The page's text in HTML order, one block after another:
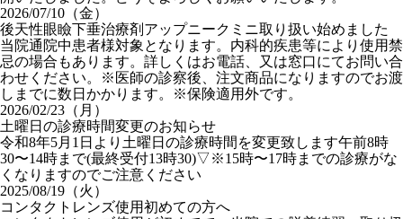
2026/07/10（金）
後天性眼瞼下垂治療剤アップニークミニ取り扱い始めました
当院通院中患者様対象となります。内科的疾患等により使用禁
忌の場合もあります。詳しくはお電話、又は窓口にてお問い合
わせください。※医師の診察後、注文商品になりますのでお渡
しまでに数日かかります。※保険適用外です。
2026/02/23（月）
土曜日の診療時間変更のお知らせ
令和8年5月1日より土曜日の診療時間を変更致します午前8時
30〜14時まで(最終受付13時30)▽※15時〜17時までの診療がな
くなりますのでご注意ください
2025/08/19（火）
コンタクトレンズ使用初めての方へ